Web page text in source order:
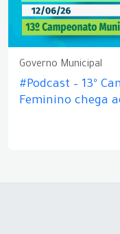
Governo Municipal
#Podcast – 13º
Feminino chega